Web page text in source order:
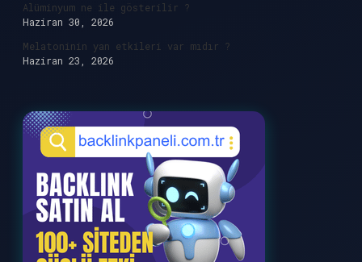
Alüminyum ne ile gösterilir ?
Haziran 30, 2026
Melatoninin yan etkileri var mıdır ?
Haziran 23, 2026